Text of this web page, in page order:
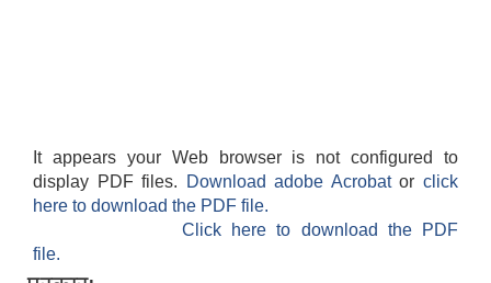
It appears your Web browser is not configured to
display PDF files.
Download adobe Acrobatorclick
here to download the PDF file.
Click here to download the PDF
file.